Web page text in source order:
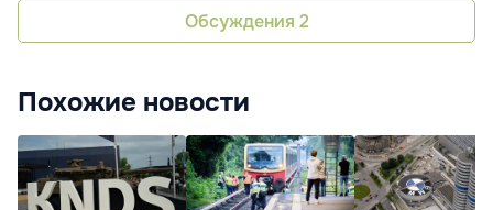
Обсуждения 2
Похожие новости